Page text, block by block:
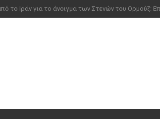
παραδόθηκαν στις Ένοπλες Δυνάμεις στη νήσο Ρω